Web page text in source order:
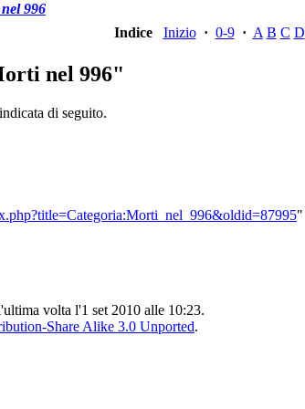
996
Indice
Inizio · 0-9 · A B C D
nel 996"
di seguito.
"
volta l'1 set 2010 alle 10:23.
Share Alike 3.0 Unported.